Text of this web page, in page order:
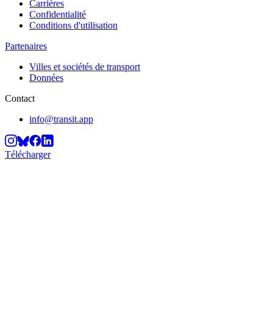
Carrières
Confidentialité
Conditions d'utilisation
Partenaires
Villes et sociétés de transport
Données
Contact
info@transit.app
Télécharger